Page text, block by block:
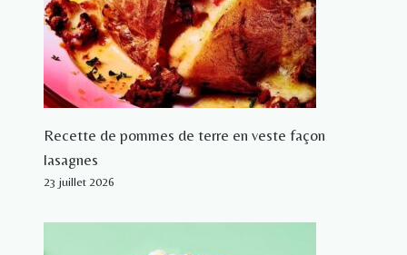
Recette de pommes de terre en veste façon
lasagnes
23 juillet 2026